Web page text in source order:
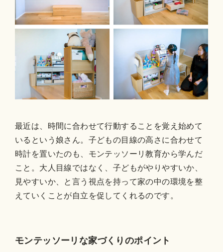
最近は、時間に合わせて行動することを覚え始めて
いるという娘さん。子どもの目線の高さに合わせて
時計を置いたのも、モンテッソーリ教育から学んだ
こと。大人目線ではなく、子どもがやりやすいか、
見やすいか、と言う視点を持って家の中の環境を整
えていくことが自立を促してくれるのです。
モンテッソーリな家づくりのポイント